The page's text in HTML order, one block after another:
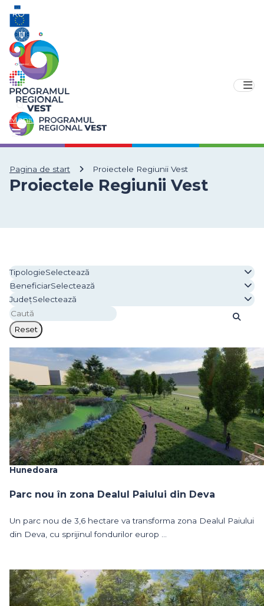
Meniu
Pagina de start Proiectele Regiunii Vest
Proiectele Regiunii Vest
TipologieSelectează
BeneficiarSelectează
JudețSelectează
Reset
Hunedoara
Parc nou în zona Dealul Paiului din Deva
Un parc nou de 3,6 hectare va transforma zona Dealul Paiului
din Deva, cu sprijinul fondurilor europ ...
RO